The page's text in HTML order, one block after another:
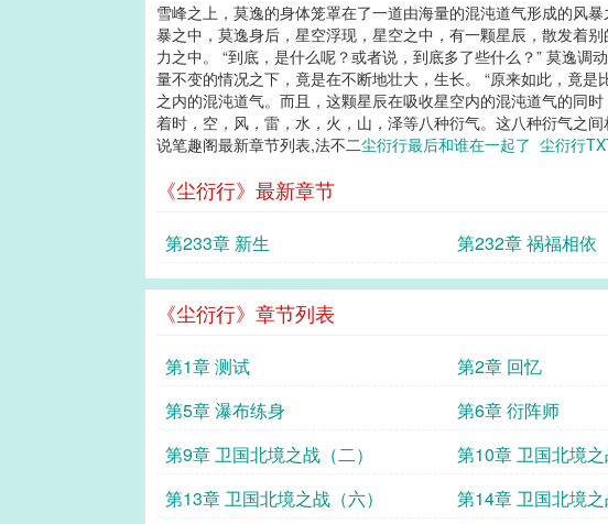
雪峰之上，莫逸的身体笼罩在了一道由海量的混沌道气形成的风
暴之中，莫逸身后，星空浮现，星空之中，有一颗星辰，散发着
力之中。 “到底，是什么呢？或者说，到底多了些什么？” 莫逸
量不变的情况之下，竟是在不断地壮大，生长。 “原来如此，竟
之内的混沌道气。而且，这颗星辰在吸收星空内的混沌道气的同
着时，空，风，雷，水，火，山，泽等八种衍气。这八种衍气之
说笔趣阁最新章节列表,法不二尘衍行最后和谁在一起了 尘衍行
《尘衍行》最新章节
第233章 新生 第232章 祸福相依
《尘衍行》章节列表
第1章 测试 第2章 回忆
第5章 瀑布练身
第6章 衍阵师
第9章 卫国北境之战（二）
第10章 卫国北境之
第13章 卫国北境之战（六）
第14章 卫国北境之